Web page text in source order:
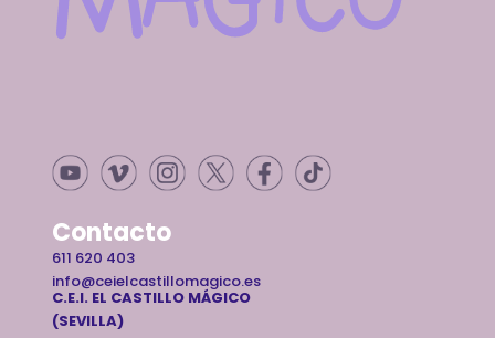
Contacto
611 620 403
info@ceielcastillomagico.es
C.E.I. EL CASTILLO MÁGICO
(SEVILLA)